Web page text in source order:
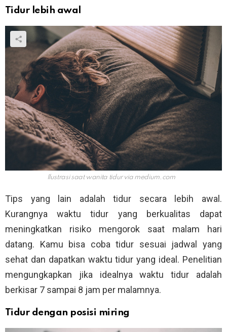
Tidur lebih awal
Ilustrasi saat wanita tidur via medium.com
Tips yang lain adalah tidur secara lebih awal.
Kurangnya waktu tidur yang berkualitas dapat
meningkatkan risiko mengorok saat malam hari
datang. Kamu bisa coba tidur sesuai jadwal yang
sehat dan dapatkan waktu tidur yang ideal. Penelitian
mengungkapkan jika idealnya waktu tidur adalah
berkisar 7 sampai 8 jam per malamnya.
Tidur dengan posisi miring